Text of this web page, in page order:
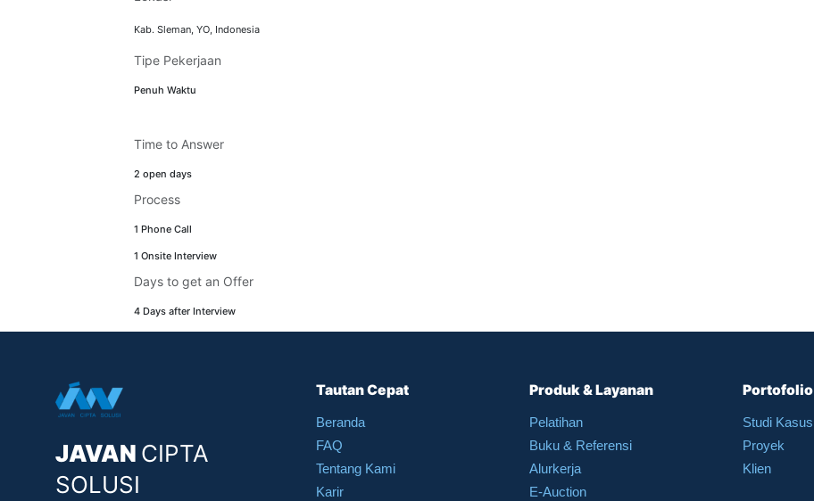
Kab. Sleman, YO, Indonesia
Tipe Pekerjaan
Penuh Waktu
Time to Answer
2 open days
Process
1 Phone Call
1 Onsite Interview
Days to get an Offer
4 Days after Interview
JAVAN CIPTA
SOLUSI
Tautan Cepat
Beranda
FAQ
Tentang Kami
Karir
Produk & Layanan
Pelatihan
Buku & Referensi
Alurkerja
E-Auction
Portofolio
Studi Kasus
Proyek
Klien